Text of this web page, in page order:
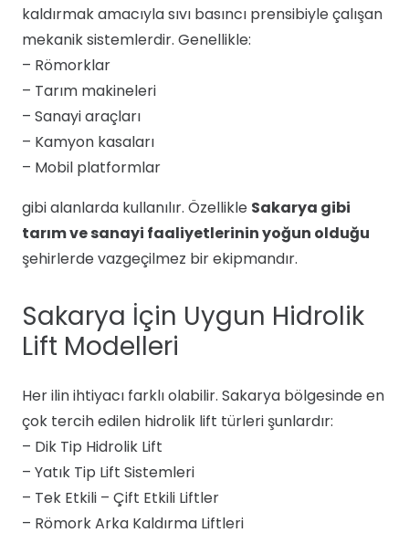
kaldırmak amacıyla sıvı basıncı prensibiyle çalışan
mekanik sistemlerdir. Genellikle:
– Römorklar
– Tarım makineleri
– Sanayi araçları
– Kamyon kasaları
– Mobil platformlar
gibi alanlarda kullanılır. Özellikle Sakarya gibi
tarım ve sanayi faaliyetlerinin yoğun olduğu
şehirlerde vazgeçilmez bir ekipmandır.
Sakarya İçin Uygun Hidrolik
Lift Modelleri
Her ilin ihtiyacı farklı olabilir. Sakarya bölgesinde en
çok tercih edilen hidrolik lift türleri şunlardır:
– Dik Tip Hidrolik Lift
– Yatık Tip Lift Sistemleri
– Tek Etkili – Çift Etkili Liftler
– Römork Arka Kaldırma Liftleri